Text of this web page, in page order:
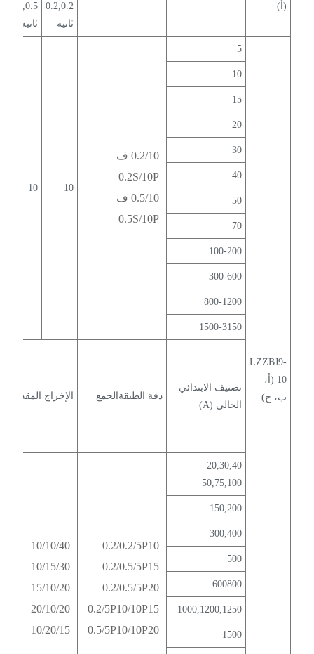
(أ)
0.2,0.2
ثانية
0.5,0.5
ثانية
LZZBJ9-
10 (أ،
ب، ج)
5
0.2/10 ف
0.2S/10P
0.5/10 ف
0.5S/10P
10
10
10
15
20
30
40
50
70
100-200
300-600
800-1200
1500-3150
تصنيف الابتدائي
الحالي (A)
دقة الطبقةالجمع الإخراج المقدر (VA)
20,30,40
50,75,100
0.2/0.2/5P10
0.2/0.5/5P15
0.2/0.5/5P20
0.2/5P10/10P15
0.5/5P10/10P20
10/10/40
10/15/30
15/10/20
20/10/20
10/20/15
150,200
300,400
500
600800
1000,1200,1250
1500